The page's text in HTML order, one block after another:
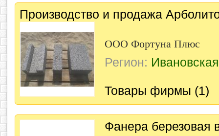
Производство и продажа
ООО Фортуна Плюс
Регион:
Товары фирмы (1)
Фанера березовая